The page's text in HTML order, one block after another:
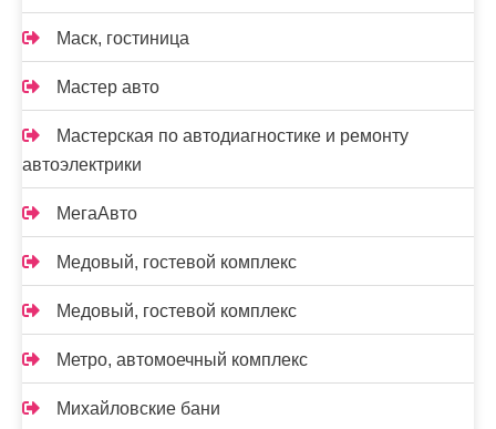
Маск, гостиница
Мастер авто
Мастерская по автодиагностике и ремонту
автоэлектрики
МегаАвто
Медовый, гостевой комплекс
Медовый, гостевой комплекс
Метро, автомоечный комплекс
Михайловские бани